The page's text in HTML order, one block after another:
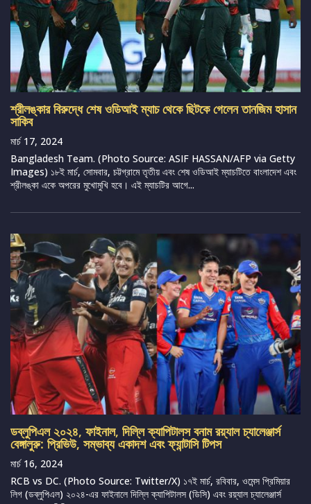
শ্রীলঙ্কার বিরুদ্ধে শেষ ওডিআই ম্যাচ থেকে ছিটকে গেলেন তানজিম হাসান
সাকিব
মার্চ 17, 2024
Bangladesh Team. (Photo Source: ASIF HASSAN/AFP via Getty
Images) ১৮ই মার্চ, সোমবার, চট্টগ্রামে তৃতীয় এবং শেষ ওডিআই ম্যাচটিতে বাংলাদেশ এবং
শ্রীলঙ্কা একে অপরের মুখোমুখি হবে। এই ম্যাচটির আগে...
ডব্লুপিএল ২০২৪, ফাইনাল, দিল্লি ক্যাপিটালস বনাম রয়্যাল চ্যালেঞ্জার্স
বেঙ্গালুরু: প্রিভিউ, সম্ভাব্য একাদশ এবং ফ্যান্টাসি টিপস
মার্চ 16, 2024
RCB vs DC. (Photo Source: Twitter/X) ১৭ই মার্চ, রবিবার, ওমেন্স প্রিমিয়ার
লিগ (ডব্লুপিএল) ২০২৪-এর ফাইনালে দিল্লি ক্যাপিটালস (ডিসি) এবং রয়্যাল চ্যালেঞ্জার্স